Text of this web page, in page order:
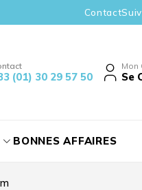
Contact
(01) 30 29 57 50
Mon
Se
BONNES AFFAIRES